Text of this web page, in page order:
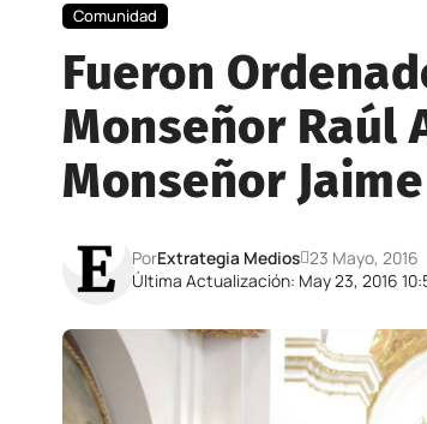
Comunidad
Fueron
Monseñor Raúl
Monseñor
Última Actualización: May 23, 2016
PorExtrategia Medios 23 Mayo, 2016